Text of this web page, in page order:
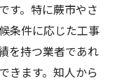
す。特に蕨市やさ
条件に応じた工事
を持つ業者であれ
きます。知人から